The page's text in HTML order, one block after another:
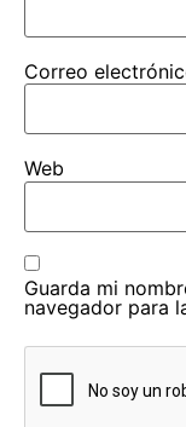
Correo
Web
Guarda mi
navegador para